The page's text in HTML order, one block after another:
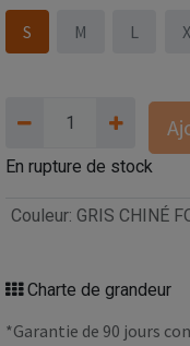
S M L
En rupture de stock
Couleur: GRIS CHINÉ
Charte de grandeur
*Garantie de 90 jours